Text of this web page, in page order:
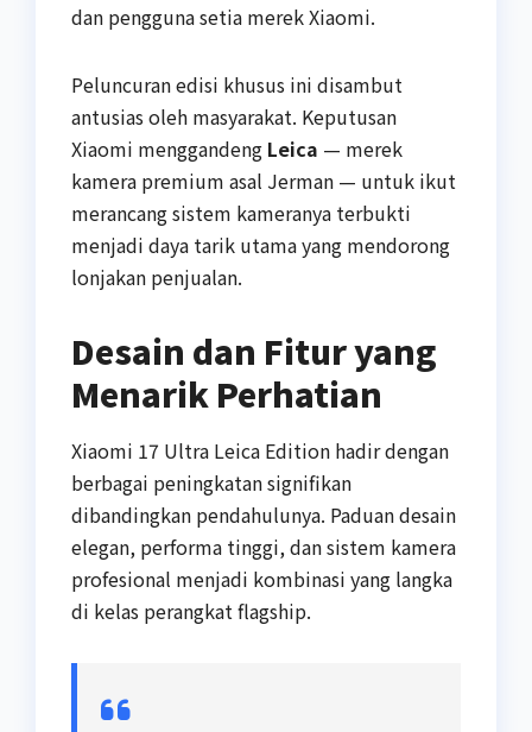
dan pengguna setia merek Xiaomi.
Peluncuran edisi khusus ini disambut
antusias oleh masyarakat. Keputusan
Xiaomi menggandeng Leica — merek
kamera premium asal Jerman — untuk ikut
merancang sistem kameranya terbukti
menjadi daya tarik utama yang mendorong
lonjakan penjualan.
Desain dan Fitur yang
Menarik Perhatian
Xiaomi 17 Ultra Leica Edition hadir dengan
berbagai peningkatan signifikan
dibandingkan pendahulunya. Paduan desain
elegan, performa tinggi, dan sistem kamera
profesional menjadi kombinasi yang langka
di kelas perangkat flagship.